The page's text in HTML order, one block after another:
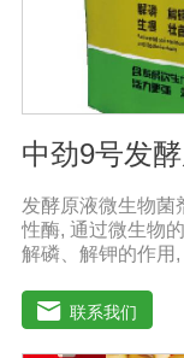
中劲9号发
发酵原液微生物菌
性酶, 通过微生物
解磷、解钾的作用
刺激调节植物生
物质, 可以抑制细
到促进植物生长的
联系我们